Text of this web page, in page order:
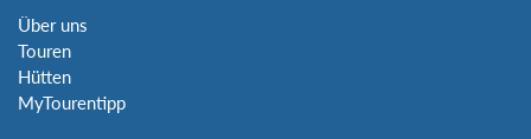
Über uns
Touren
Hütten
MyTourentipp